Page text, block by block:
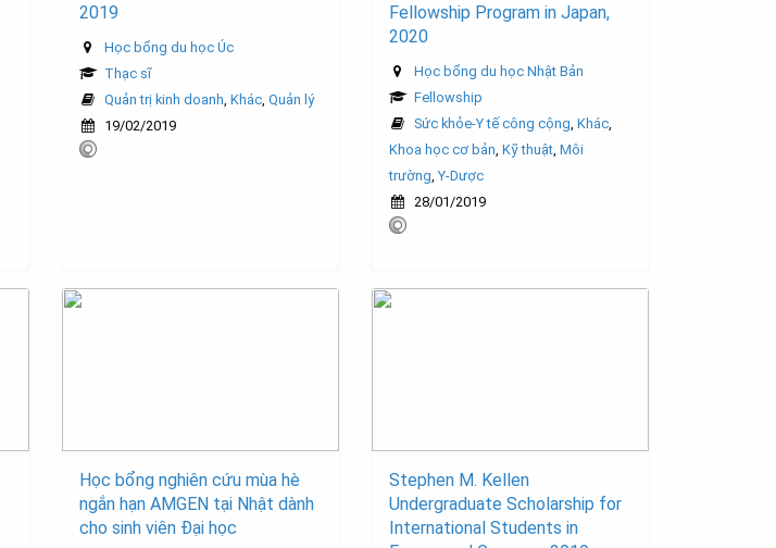
2019
Học bổng du học Úc
Thạc sĩ
Quản trị kinh doanh Khác Quản lý
19/02/2019
Fellowship Program in Japan,
2020
Học bổng du học Nhật Bản
Fellowship
Sức khỏe-Y tế công cộng Khác
Khoa học cơ bản Kỹ thuật Môi
trường Y-Dược
28/01/2019
Học bổng nghiên cứu mùa hè
ngắn hạn AMGEN tại Nhật dành
cho sinh viên Đại học
Stephen M. Kellen
Undergraduate Scholarship for
International Students in